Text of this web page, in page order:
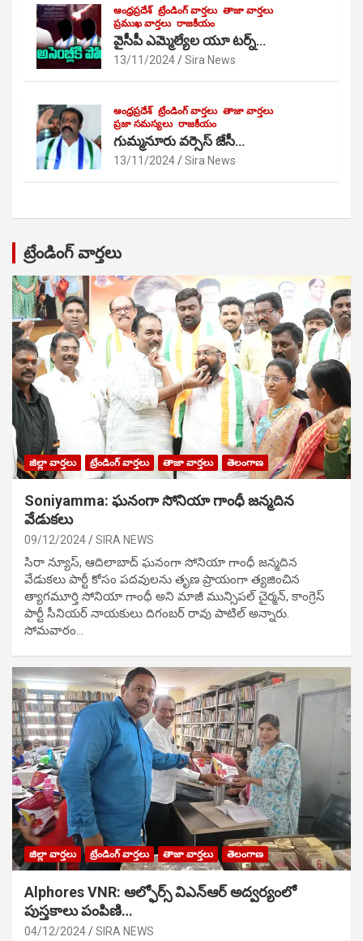
ఆంధ్రప్రదేశ్ ట్రేండింగ్ వార్తలు తాజా వార్తలు
ప్రముఖ వార్తలు రాజకీయం
వైసీపీ ఎమ్మెల్యేల యూ టర్న్…
13/11/2024 Sira News
ఆంధ్రప్రదేశ్ ట్రేండింగ్ వార్తలు తాజా వార్తలు
ప్రజా సమస్యలు రాజకీయం
గుమ్మనూరు వర్సెస్ జేసీ…
13/11/2024 Sira News
ట్రేండింగ్ వార్తలు
జిల్లా వార్తలు ట్రేండింగ్ వార్తలు తాజా వార్తలు తెలంగాణ
Soniyamma: ఘ‌నంగా సోనియా గాంధీ జ‌న్మ‌దిన
వేడుక‌లు
09/12/2024 SIRA NEWS
సిరా న్యూస్, ఆదిలాబాద్ ఘ‌నంగా సోనియా గాంధీ జ‌న్మ‌దిన
వేడుక‌లు పార్టీ కోసం ప‌ద‌వుల‌ను తృణ ప్రాయంగా త్య‌జించిన
త్యాగమూర్తి సోనియా గాంధీ అని మాజీ మున్సిప‌ల్ చైర్మ‌న్, కాంగ్రెస్
పార్టీ సీనియ‌ర్ నాయ‌కులు దిగంబ‌ర్ రావు పాటిల్ అన్నారు.
సోమవారం…
జిల్లా వార్తలు ట్రేండింగ్ వార్తలు తాజా వార్తలు తెలంగాణ
Alphores VNR: ఆల్ఫోర్స్ విఎన్ఆర్ అద్వర్యంలో
పుస్తకాలు పంపిణి…
04/12/2024 SIRA NEWS